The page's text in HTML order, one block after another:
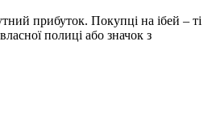
прибуток. Покупці на ібей – ті
полиці або значок з